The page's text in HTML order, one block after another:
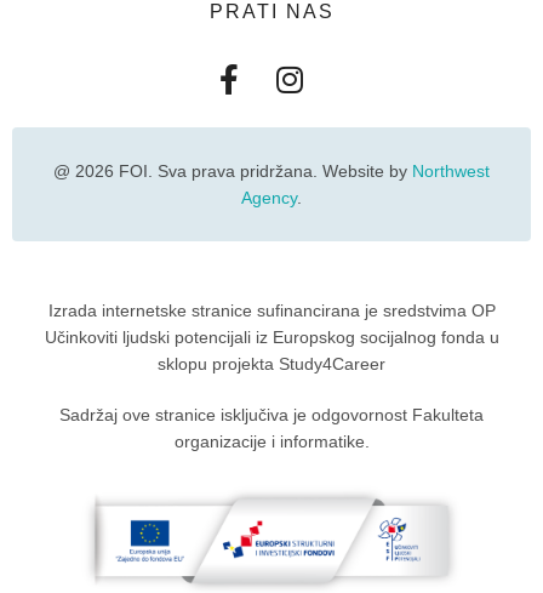
PRATI NAS
@ 2026 FOI. Sva prava pridržana. Website by Northwest
Agency.
Izrada internetske stranice sufinancirana je sredstvima OP
Učinkoviti ljudski potencijali iz Europskog socijalnog fonda u
sklopu projekta Study4Career
Sadržaj ove stranice isključiva je odgovornost Fakulteta
organizacije i informatike.